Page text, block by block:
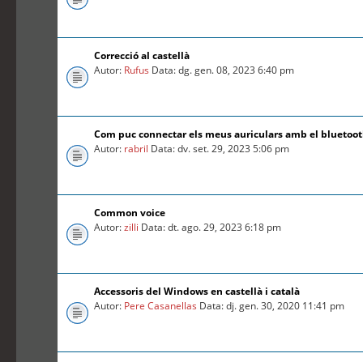
Correcció al castellà
Autor: Rufus Data: dg. gen. 08, 2023 6:40 pm
Com puc connectar els meus auriculars amb el
Autor: rabril Data: dv. set. 29, 2023 5:06 pm
Common voice
Autor:zilli Data: dt. ago. 29, 2023 6:18 pm
Accessoris del Windows en castellà i català
Autor: Pere Casanellas Data: dj. gen. 30, 2020 11:41 pm